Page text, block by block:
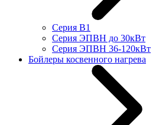
Серия В1
Серия ЭПВН до 30кВт
Серия ЭПВН 36-120кВт
Бойлеры косвенного нагрева